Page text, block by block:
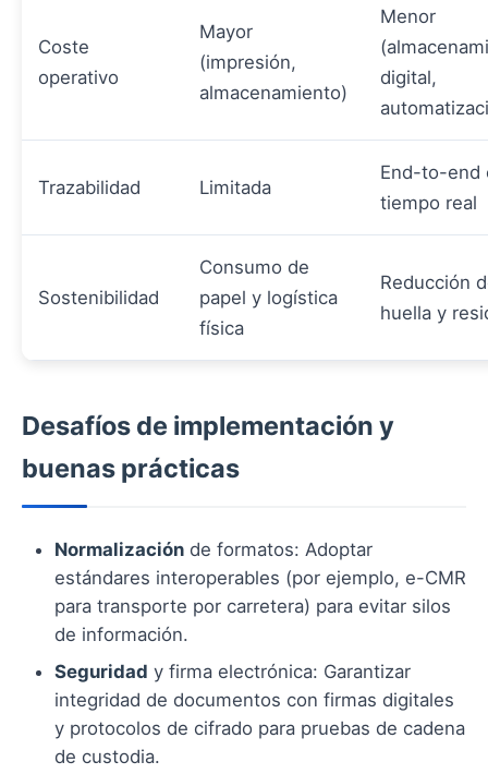
Coste
operativo
Mayor
(impresión,
almacenamiento)
Menor
digital,
Trazabilidad Limitada
End-to-end
tiempo real
Sostenibilidad
Consumo de
papel y logística
física
Reducción
huella y
Desafíos de implementación y
buenas prácticas
Normalización de formatos: Adoptar
estándares interoperables (por ejemplo, e-CMR
para transporte por carretera) para evitar silos
de información.
Seguridad y firma electrónica: Garantizar
integridad de documentos con firmas digitales
y protocolos de cifrado para pruebas de cadena
de custodia.